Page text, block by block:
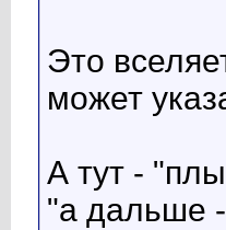
Это
может
А тут -
"а дальше -